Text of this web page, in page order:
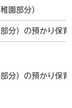
園部分）
分）の預かり保育
分）の預かり保育